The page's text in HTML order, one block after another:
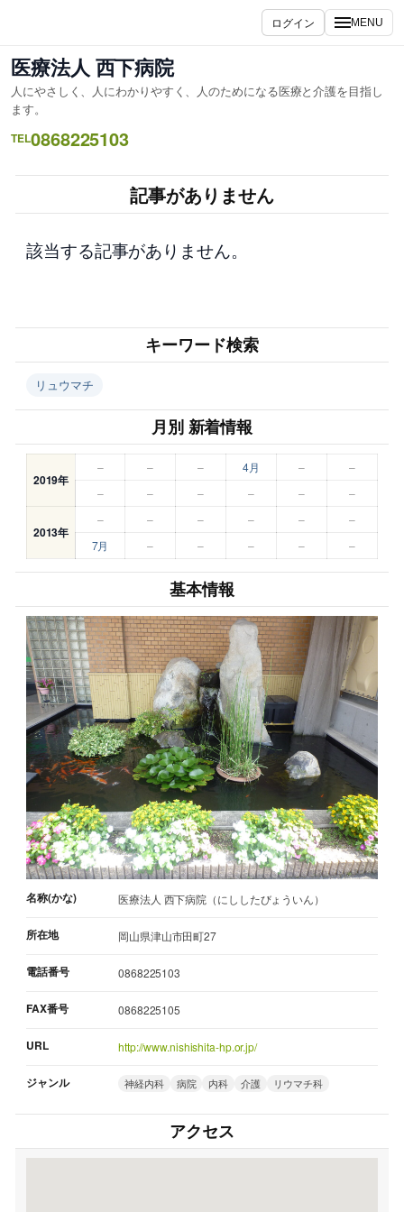
を
ス
キ
ッ
プ
ログイン MENU
医療法人 西下病院
人にやさしく、人にわかりやすく、人のためになる医療と介護を目指し
ます。
TEL0868225103
記事がありません
該当する記事がありません。
キーワード検索
リュウマチ
月別 新着情報
2019年
– – – 4月 –
–
–
– – – – –
2013年
– – – – –
–
7月
– – – – –
基本情報
名称(かな) 医療法人 西下病院（にししたびょういん）
所在地 岡山県津山市田町27
電話番号 0868225103
FAX番号 0868225105
URL http://www.nishishita-hp.or.jp/
ジャンル 神経内科 病院 内科 介護 リウマチ科
アクセス